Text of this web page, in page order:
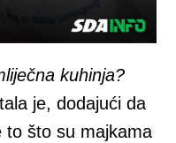
kuhinja?
je, dodajući da
to što su majkama